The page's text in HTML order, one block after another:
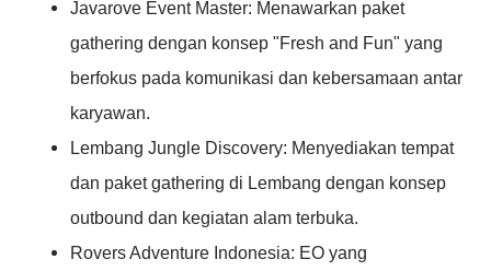
Javarove Event Master: Menawarkan paket
gathering dengan konsep "Fresh and Fun" yang
berfokus pada komunikasi dan kebersamaan antar
karyawan.
Lembang Jungle Discovery: Menyediakan tempat
dan paket gathering di Lembang dengan konsep
outbound dan kegiatan alam terbuka.
Rovers Adventure Indonesia: EO yang